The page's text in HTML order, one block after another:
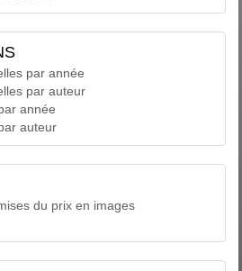
par année
par auteur
année
auteur
du prix en images